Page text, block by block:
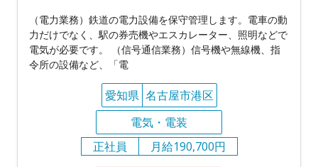
（電力業務）鉄道の電力設備を保守管理します。電車の動
力だけでなく、駅の券売機やエスカレーター、照明などで
電気が必要です。 （信号通信業務）信号機や無線機、指
令所の設備など、「電
愛知県 名古屋市港区
電気・電装
正社員
月給190,700円